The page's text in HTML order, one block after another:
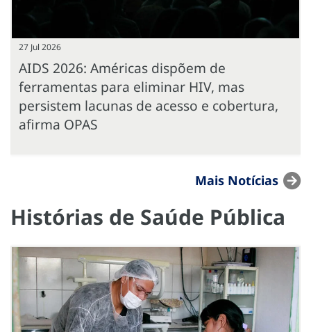
27 Jul 2026
AIDS 2026: Américas dispõem de
ferramentas para eliminar HIV, mas
persistem lacunas de acesso e cobertura,
afirma OPAS
Mais Notícias
Histórias de Saúde Pública